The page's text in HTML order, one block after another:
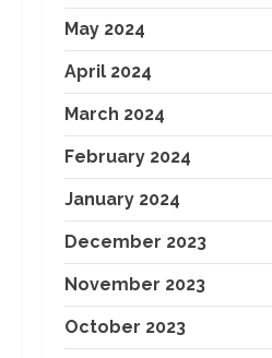
May 2024
April 2024
March 2024
February 2024
January 2024
December 2023
November 2023
October 2023